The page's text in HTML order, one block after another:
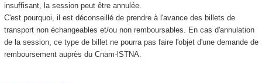
insuffisant, la session peut être annulée.
C'est pourquoi, il est déconseillé de prendre à l'avance des billets de
transport non échangeables et/ou non remboursables. En cas d'annulation
de la session, ce type de billet ne pourra pas faire l'objet d'une demande de
remboursement auprès du Cnam-lSTNA.